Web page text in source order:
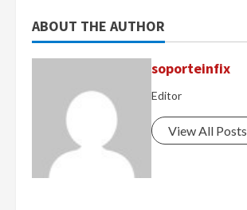
ABOUT THE AUTHOR
soporteinfix
Editor
View All Posts